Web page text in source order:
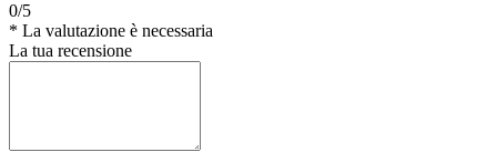
0/5
* La valutazione è necessaria
La tua recensione